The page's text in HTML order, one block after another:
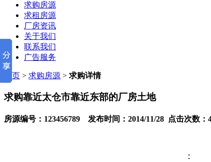
求购房源
求租房源
厂房资讯
关于我们
联系我们
广告服务
首页 > 求购房源 > 求购详情
求购靠近太仓市靠近东部的厂房土地
房源编号：123456789 发布时间：2014/11/28 点击次数：
：